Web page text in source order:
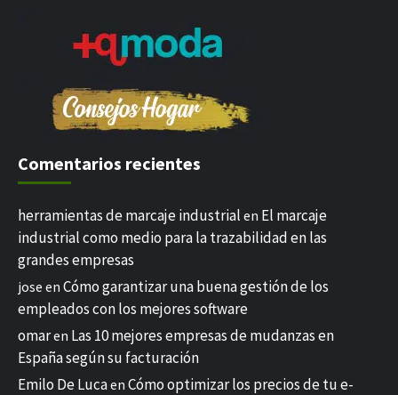
Comentarios recientes
herramientas de marcaje industrial en El marcaje
industrial como medio para la trazabilidad en las
grandes empresas
jose en Cómo garantizar una buena gestión de los
empleados con los mejores software
omaren Las 10 mejores empresas de mudanzas en
España según su facturación
Emilo De Lucaen Cómo optimizar los precios de tu e-